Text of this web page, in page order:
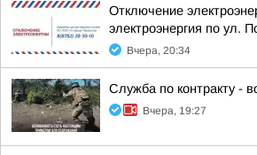
Отключение
электроэнергия по ул.
Вчера, 20:34
Служба по контракту -
Вчера, 19:27